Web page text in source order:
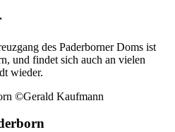
des Paderborner Doms ist
und findet sich auch an vielen
wieder.